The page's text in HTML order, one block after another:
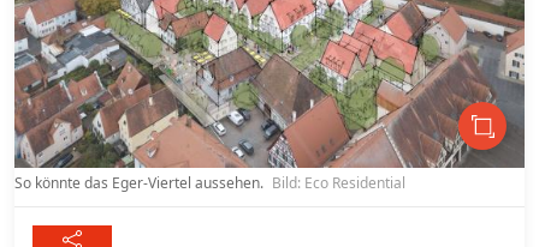
So könnte das Eger-Viertel aussehen. Bild: Eco Residential